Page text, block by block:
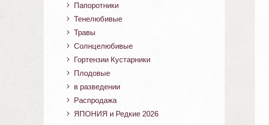
Папоротники
Тенелюбивые
Травы
Солнцелюбивые
Гортензии Кустарники
Плодовые
в разведении
Распродажа
ЯПОНИЯ и Редкие 2026